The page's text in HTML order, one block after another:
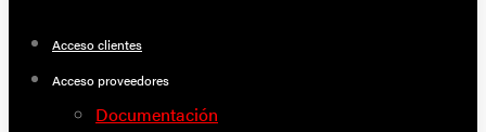
Acceso clientes
Acceso proveedores
Documentación